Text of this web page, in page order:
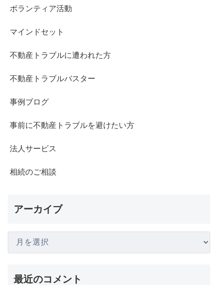
ボランティア活動
マインドセット
不動産トラブルに遭われた方
不動産トラブルバスター
事例ブログ
事前に不動産トラブルを避けたい方
法人サービス
相続のご相談
アーカイブ
最近のコメント